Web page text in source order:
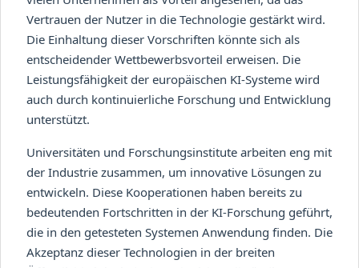
Vertrauen der Nutzer in die Technologie gestärkt wird.
Die Einhaltung dieser Vorschriften könnte sich als
entscheidender Wettbewerbsvorteil erweisen. Die
Leistungsfähigkeit der europäischen KI-Systeme wird
auch durch kontinuierliche Forschung und Entwicklung
unterstützt.
Universitäten und Forschungsinstitute arbeiten eng mit
der Industrie zusammen, um innovative Lösungen zu
entwickeln. Diese Kooperationen haben bereits zu
bedeutenden Fortschritten in der KI-Forschung geführt,
die in den getesteten Systemen Anwendung finden. Die
Akzeptanz dieser Technologien in der breiten